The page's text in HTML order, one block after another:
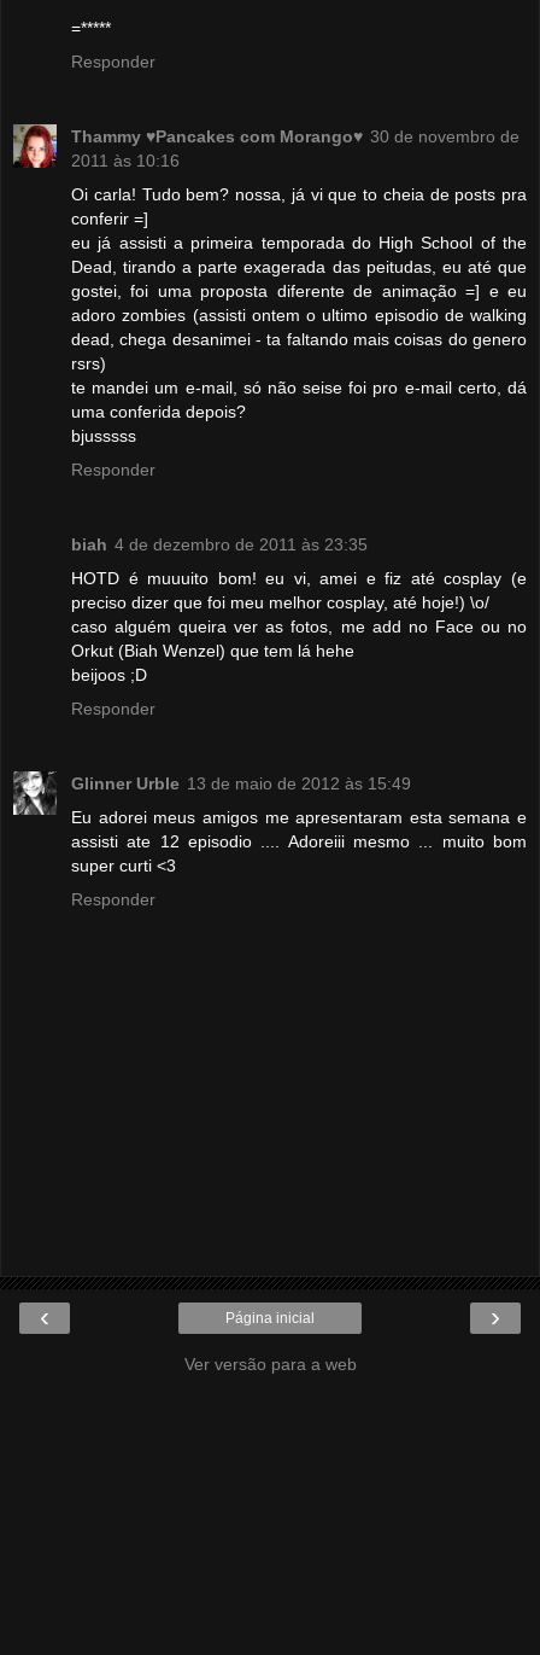
=*****
Responder
Thammy ♥Pancakes com Morango♥ 30 de novembro de
2011 às 10:16
Oi carla! Tudo bem? nossa, já vi que to cheia de posts pra
conferir =]
eu já assisti a primeira temporada do High School of the
Dead, tirando a parte exagerada das peitudas, eu até que
gostei, foi uma proposta diferente de animação =] e eu
adoro zombies (assisti ontem o ultimo episodio de walking
dead, chega desanimei - ta faltando mais coisas do genero
rsrs)
te mandei um e-mail, só não seise foi pro e-mail certo, dá
uma conferida depois?
bjusssss
Responder
biah 4 de dezembro de 2011 às 23:35
HOTD é muuuito bom! eu vi, amei e fiz até cosplay (e
preciso dizer que foi meu melhor cosplay, até hoje!) \o/
caso alguém queira ver as fotos, me add no Face ou no
Orkut (Biah Wenzel) que tem lá hehe
beijoos ;D
Responder
Glinner Urble 13 de maio de 2012 às 15:49
Eu adorei meus amigos me apresentaram esta semana e
assisti ate 12 episodio .... Adoreiii mesmo ... muito bom
super curti <3
Responder
‹ ›
Página inicial
Ver versão para a web